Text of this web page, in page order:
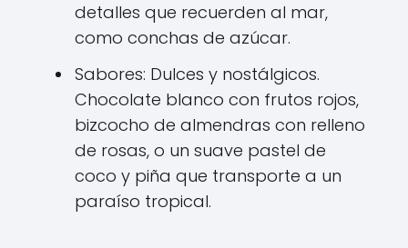
detalles que recuerden al mar,
como conchas de azúcar.
Sabores: Dulces y nostálgicos.
Chocolate blanco con frutos rojos,
bizcocho de almendras con relleno
de rosas, o un suave pastel de
coco y piña que transporte a un
paraíso tropical.